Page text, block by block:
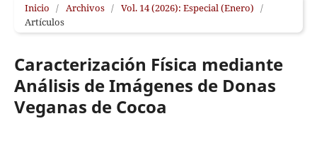
Inicio / Archivos / Vol. 14 (2026): Especial (Enero) /
Artículos
Caracterización Física mediante
Análisis de Imágenes de Donas
Veganas de Cocoa